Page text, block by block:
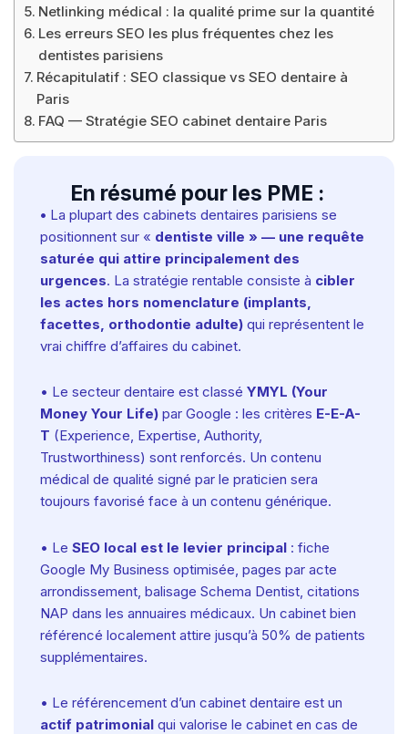
Netlinking médical : la qualité prime sur la quantité
Les erreurs SEO les plus fréquentes chez les
dentistes parisiens
Récapitulatif : SEO classique vs SEO dentaire à
Paris
FAQ — Stratégie SEO cabinet dentaire Paris
En résumé pour les PME :
• La plupart des cabinets dentaires parisiens se
positionnent sur « dentiste ville » — une requête
saturée qui attire principalement des
urgences. La stratégie rentable consiste à cibler
les actes hors nomenclature (implants,
facettes, orthodontie adulte) qui représentent le
vrai chiffre d’affaires du cabinet.
• Le secteur dentaire est classé YMYL (Your
Money Your Life) par Google : les critères E-E-A-
T (Experience, Expertise, Authority,
Trustworthiness) sont renforcés. Un contenu
médical de qualité signé par le praticien sera
toujours favorisé face à un contenu générique.
• Le SEO local est le levier principal : fiche
Google My Business optimisée, pages par acte
arrondissement, balisage Schema Dentist, citations
NAP dans les annuaires médicaux. Un cabinet bien
référencé localement attire jusqu’à 50% de patients
supplémentaires.
• Le référencement d’un cabinet dentaire est un
actif patrimonial qui valorise le cabinet en cas de